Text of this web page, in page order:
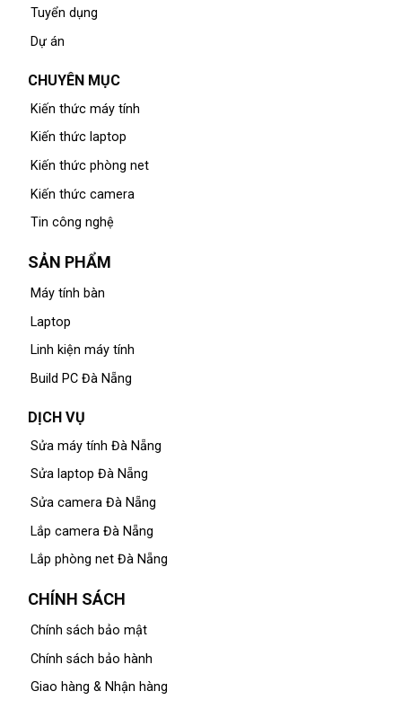
Tuyển dụng
Dự án
CHUYÊN MỤC
Kiến thức máy tính
Kiến thức laptop
Kiến thức phòng net
Kiến thức camera
Tin công nghệ
SẢN PHẨM
Máy tính bàn
Laptop
Linh kiện máy tính
Build PC Đà Nẵng
DỊCH VỤ
Sửa máy tính Đà Nẵng
Sửa laptop Đà Nẵng
Sửa camera Đà Nẵng
Lắp camera Đà Nẵng
Lắp phòng net Đà Nẵng
CHÍNH SÁCH
Chính sách bảo mật
Chính sách bảo hành
Giao hàng & Nhận hàng